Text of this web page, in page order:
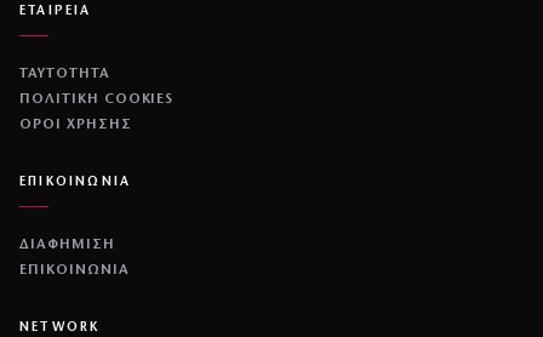
ΕΤΑΙΡΕΙΑ
ΤΑΥΤΟΤΗΤΑ
ΠΟΛΙΤΙΚΉ COOKIES
ΌΡΟΙ ΧΡΉΣΗΣ
ΕΠΙΚΟΙΝΩΝΙΑ
ΔΙΑΦΗΜΙΣΗ
ΕΠΙΚΟΙΝΩΝΙΑ
NETWORK